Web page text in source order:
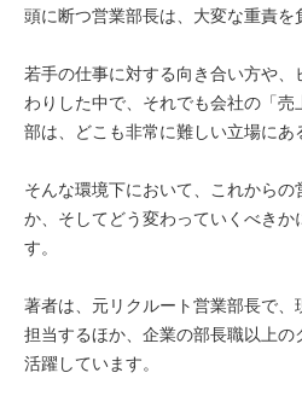
頭に断つ営業部長は、大変な重責を
若手の仕事に対する向き合い方や
わりした中で、それでも会社の「
部は、どこも非常に難しい立場にあ
そんな環境下において、これから
か、そしてどう変わっていくべきか
す。
著者は、元リクルート営業部長で
担当するほか、企業の部長職以上
活躍しています。